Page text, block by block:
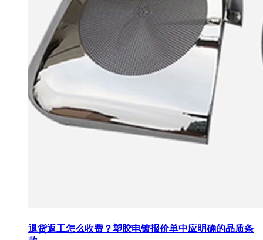
退货返工怎么收费？塑胶电镀报价单中应明确的品质条